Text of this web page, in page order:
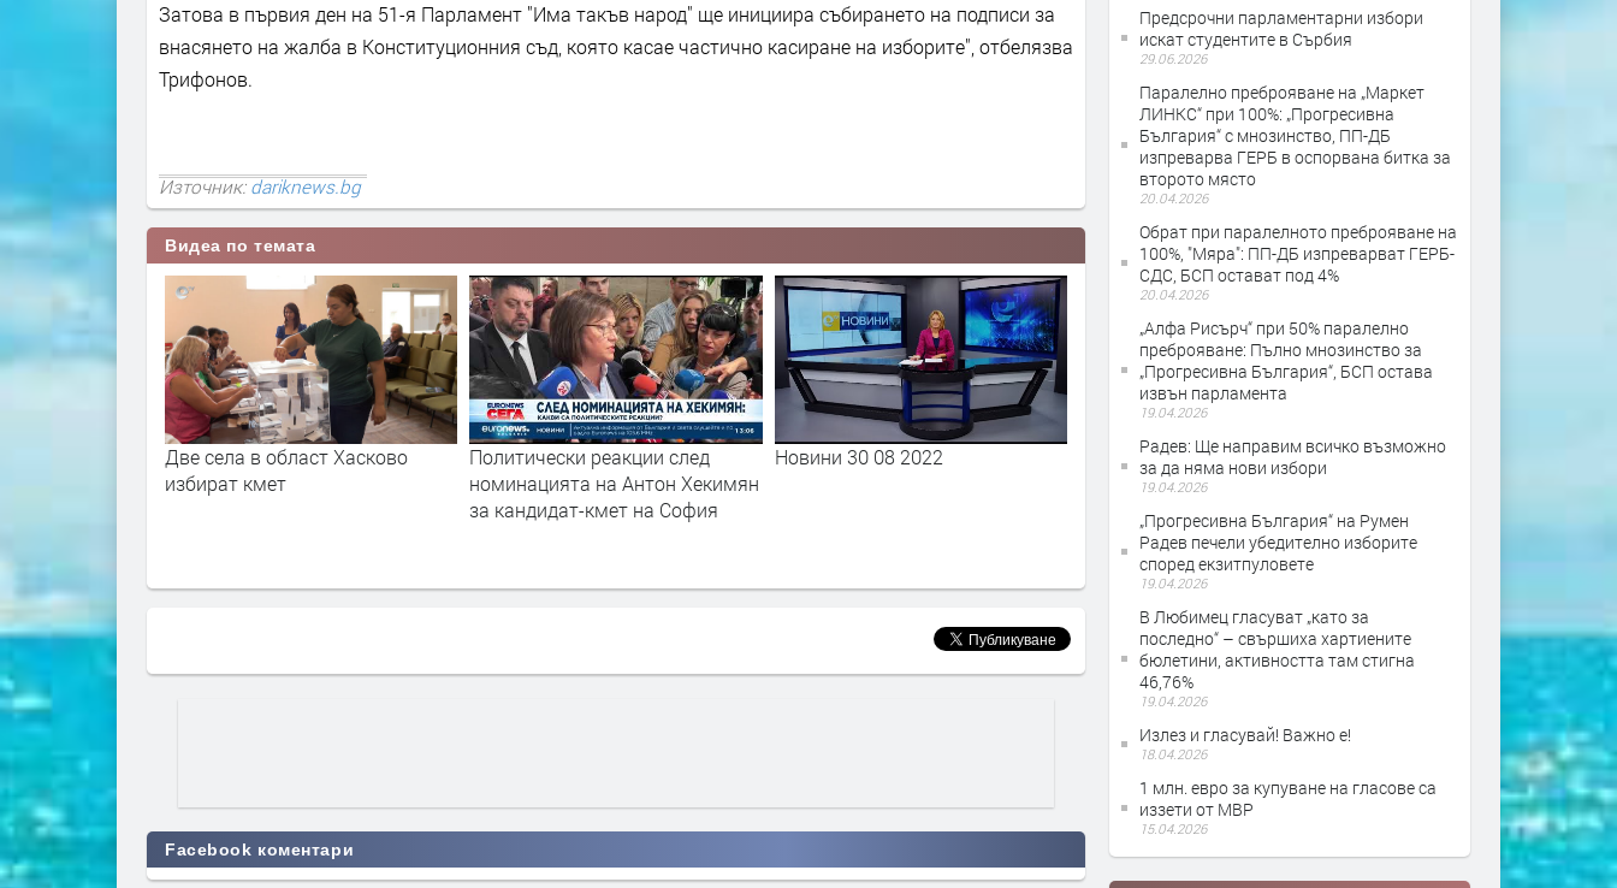
Затова в първия ден на 51-я Парламент "Има такъв народ" ще инициира събирането на подписи за
внасянето на жалба в Конституционния съд, която касае частично касиране на изборите", отбелязва
Трифонов.
Източник:dariknews.bg
Видеа по темата
Политически реакции след
номинацията на Антон Хекимян
Новини 30 08 2022 Новини 29 08 2022
Нов хит в нета: Мутри сбогом!
Няма вече шкафчета, кюлчета...
Слави Трифонов и
Facebook коментари
Предсрочни парламентарни избори
искат студентите в Сърбия
29.06.2026
Паралелно преброяване на „Маркет
ЛИНКС“ при 100%: „Прогресивна
България“ с мнозинство, ПП-ДБ
изпреварва ГЕРБ в оспорвана битка за
второто място
20.04.2026
Обрат при паралелното преброяване на
100%, "Мяра": ПП-ДБ изпреварват ГЕРБ-
СДС, БСП остават под 4%
20.04.2026
„Алфа Рисърч“ при 50% паралелно
преброяване: Пълно мнозинство за
„Прогресивна България“, БСП остава
извън парламента
19.04.2026
Радев: Ще направим всичко възможно
за да няма нови избори
19.04.2026
„Прогресивна България“ на Румен
Радев печели убедително изборите
според екзитпуловете
19.04.2026
В Любимец гласуват „като за
последно“ – свършиха хартиените
бюлетини, активността там стигна
46,76%
19.04.2026
Излез и гласувай! Важно е!
18.04.2026
1 млн. евро за купуване на гласове са
иззети от МВР
15.04.2026